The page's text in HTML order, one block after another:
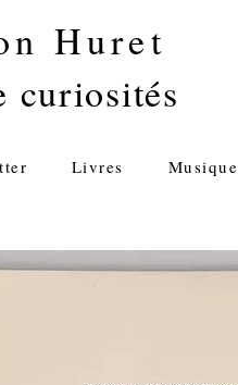
Huret
curiosités
Livres Musique